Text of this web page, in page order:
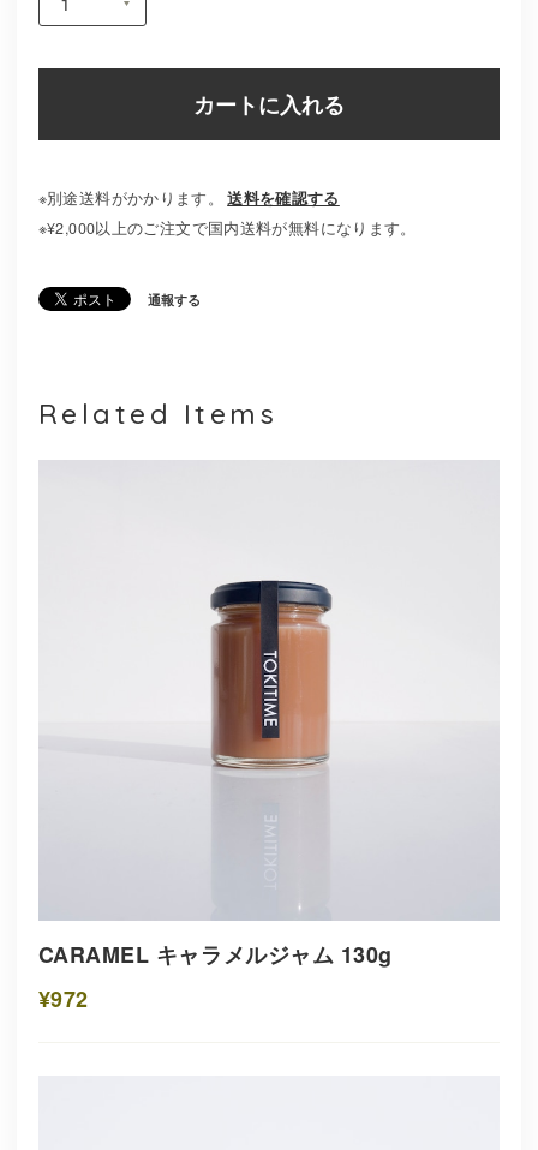
カートに入れる
※別途送料がかかります。
送料を確認する
※¥2,000以上のご注文で国内送料が無料になります。
通報する
Related Items
CARAMEL キャラメルジャム 130g
¥972